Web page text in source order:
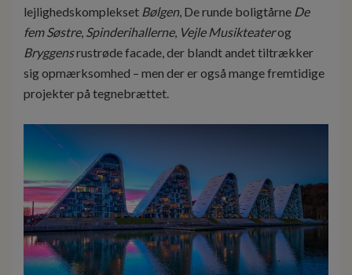
lejlighedskomplekset Bølgen, De runde boligtårne De
fem Søstre, Spinderihallerne, Vejle Musikteaterog
Bryggensrustrøde facade, der blandt andet tiltrækker
sig opmærksomhed – men der er også mange fremtidige
projekter på tegnebrættet.